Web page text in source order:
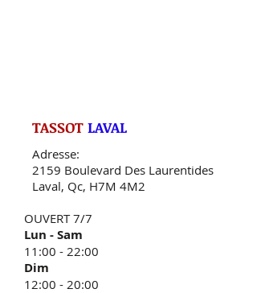
TASSOT LAVAL
Adresse:
2159 Boulevard Des Laurentides
Laval, Qc, H7M 4M2
OUVERT 7/7
Lun - Sam
11:00 - 22:00
​Dim
12:00 - 20:00